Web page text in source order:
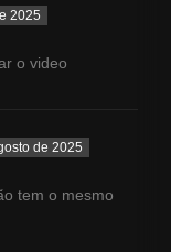
2025
o video
de 2025
tem o mesmo